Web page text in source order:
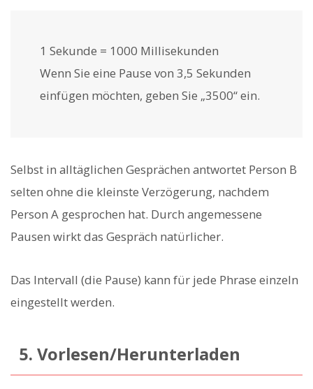
1 Sekunde = 1000 Millisekunden
Wenn Sie eine Pause von 3,5 Sekunden
einfügen möchten, geben Sie „3500“ ein.
Selbst in alltäglichen Gesprächen antwortet Person B
selten ohne die kleinste Verzögerung, nachdem
Person A gesprochen hat. Durch angemessene
Pausen wirkt das Gespräch natürlicher.
Das Intervall (die Pause) kann für jede Phrase einzeln
eingestellt werden.
5. Vorlesen/Herunterladen